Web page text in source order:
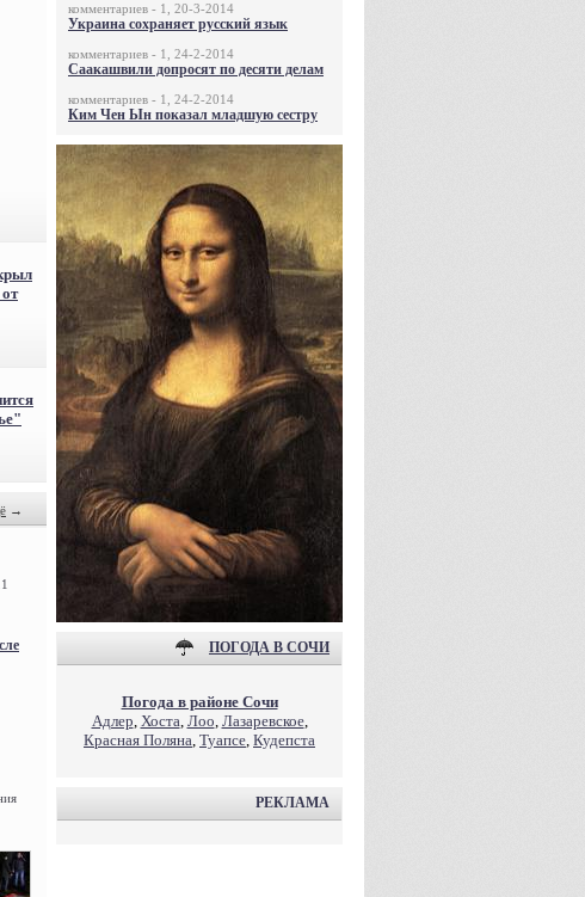
→
комментариев - 1, 20-3-2014
Украина сохраняет русский язык
комментариев - 1, 24-2-2014
Саакашвили допросят по десяти делам
комментариев - 1, 24-2-2014
Ким Чен Ын показал младшую сестру
ПОГОДА В СОЧИ
Погода в районе Сочи
Адлер, Хоста, Лоо, Лазаревское,
Красная Поляна, Туапсе, Кудепста
РЕКЛАМА